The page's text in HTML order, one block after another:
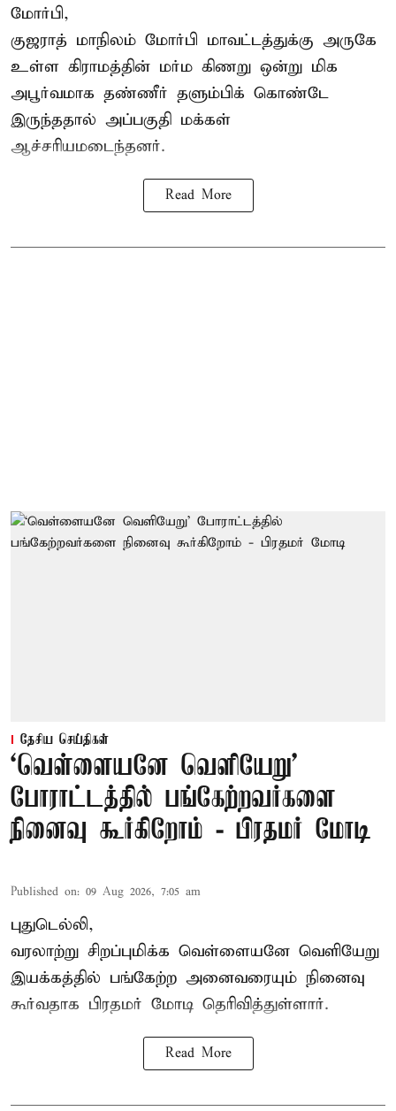
மோர்பி,
குஜராத் மாநிலம் மோர்பி மாவட்டத்துக்கு அருகே
உள்ள கிராமத்தின் மர்ம கிணறு ஒன்று மிக
அபூர்வமாக தண்ணீர் தளும்பிக் கொண்டே
இருந்ததால் அப்பகுதி மக்கள்
ஆச்சரியமடைந்தனர்.
Read More
தேசிய செய்திகள்
‘வெள்ளையனே வெளியேறு’
போராட்டத்தில் பங்கேற்றவர்களை
நினைவு கூர்கிறோம் - பிரதமர் மோடி
Published on: 09 Aug 2026, 7:05 am
புதுடெல்லி,
வரலாற்று சிறப்புமிக்க வெள்ளையனே வெளியேறு
இயக்கத்தில் பங்கேற்ற அனைவரையும் நினைவு
கூர்வதாக பிரதமர் மோடி தெரிவித்துள்ளார்.
Read More